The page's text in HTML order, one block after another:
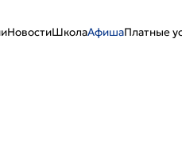
НовостиШколаАфишаПлатные